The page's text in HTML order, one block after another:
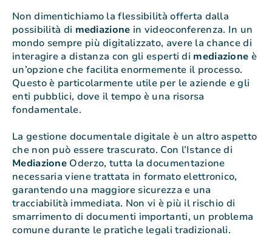
Non dimentichiamo la flessibilità offerta dalla
possibilità di mediazione in videoconferenza. In un
mondo sempre più digitalizzato, avere la chance di
interagire a distanza con gli esperti di mediazione è
un’opzione che facilita enormemente il processo.
Questo è particolarmente utile per le aziende e gli
enti pubblici, dove il tempo è una risorsa
fondamentale.
La gestione documentale digitale è un altro aspetto
che non può essere trascurato. Con l’Istance di
Mediazione Oderzo, tutta la documentazione
necessaria viene trattata in formato elettronico,
garantendo una maggiore sicurezza e una
tracciabilità immediata. Non vi è più il rischio di
smarrimento di documenti importanti, un problema
comune durante le pratiche legali tradizionali.